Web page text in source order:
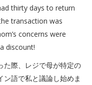
thirty days to return
transaction was
concerns were
discount!
た際、レジで母が特定の
語で私と議論し始めま